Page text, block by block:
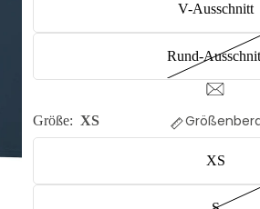
V-Ausschnitt
Rund-
Größe: XS
XS